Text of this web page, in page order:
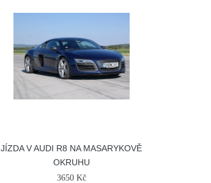
JÍZDA V AUDI R8 NA MASARYKOVĚ
OKRUHU
3650 Kč